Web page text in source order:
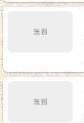
無圖
無圖